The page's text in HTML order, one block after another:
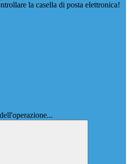
la casella di posta elettronica!